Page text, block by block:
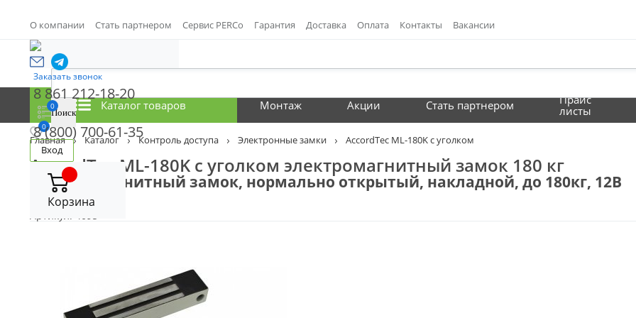
О компании Стать партнером Сервис PERCo Гарантия Доставка Оплата Контакты Вакансии
Заказать звонок
8 861 212-18-20
8 (800) 700-61-35
0
0
Вход
Корзина
Каталог товаров Монтаж Акции Стать партнером
Прайс
листы
Главная Каталог Контроль доступа Электронные замки AccordTec ML-180K с уголком
AccordTec ML-180K с уголком электромагнитный замок 180 кг
Электромагнитный замок, нормально открытый, накладной, до 180кг, 12В
Сравнить
Отложить
Артикул: 4095